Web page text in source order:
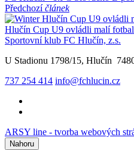
Předchozíčlánek
Hlučín Cup U9 ovládli malí
Sportovní klub FC Hlučín, z.s.
U Stadionu 1798/15, Hlučín
737 254 414 info@fchlucin.cz
ARSY line - tvorba webových
Nahoru